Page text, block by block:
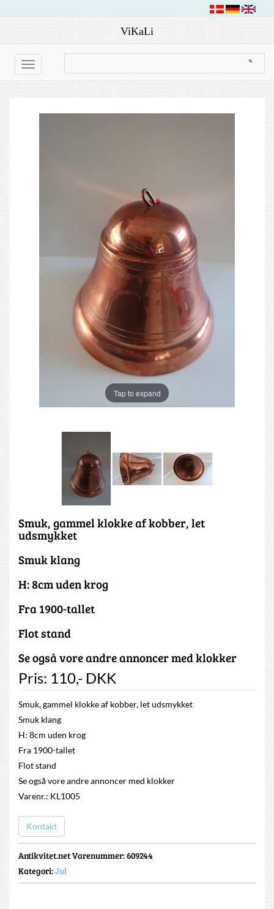
ViKaLi
Toggle
navigation
Tap to expand
Smuk, gammel klokke af kobber, let
udsmykket
Smuk klang
H: 8cm uden krog
Fra 1900-tallet
Flot stand
Se også vore andre annoncer med klokker
Pris: 110,- DKK
Smuk, gammel klokke af kobber, let udsmykket
Smuk klang
H: 8cm uden krog
Fra 1900-tallet
Flot stand
Se også vore andre annoncer med klokker
Varenr.: KL1005
Kontakt
Antikvitet.net Varenummer: 609244
Kategori:Jul